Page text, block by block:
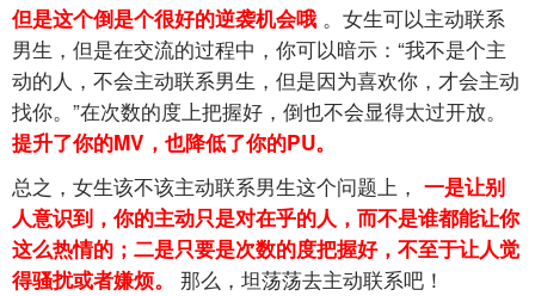
但是这个倒是个很好的逆袭机会哦 。女生可以主动联系
男生，但是在交流的过程中，你可以暗示：“我不是个主
动的人，不会主动联系男生，但是因为喜欢你，才会主动
找你。”在次数的度上把握好，倒也不会显得太过开放。
提升了你的MV，也降低了你的PU。
总之，女生该不该主动联系男生这个问题上， 一是让别
人意识到，你的主动只是对在乎的人，而不是谁都能让你
这么热情的；二是只要是次数的度把握好，不至于让人觉
得骚扰或者嫌烦。 那么，坦荡荡去主动联系吧！